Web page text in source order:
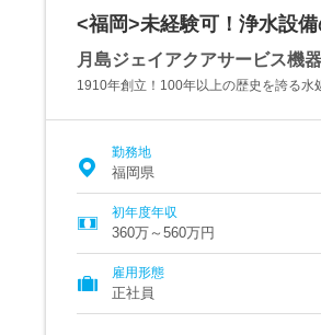
<福岡>未経験可！浄水設
月島ジェイアクアサービス機
1910年創立！100年以上の歴史を誇る水
勤務地
福岡県
初年度年収
360万～560万円
雇用形態
正社員